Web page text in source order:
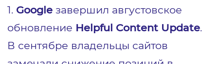
1. Google завершил августовское
обновление Helpful Content Update.
В сентябре владельцы сайтов